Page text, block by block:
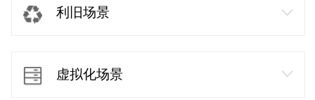
利旧场景
虚拟化场景